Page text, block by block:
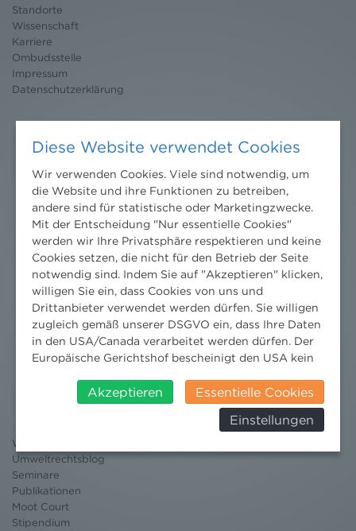
Standorte
Wissenschaft
Karriere
Ombudsstelle
Impressum
Datenschutzerklärung
News aktuell
3 Minuten Umweltrecht
Willkommen Umweltrecht
Umweltrechtsblog
Seminare
Publikationen
Moot Court
Stipendium
Diese Website verwendet Cookies
Wir verwenden Cookies. Viele sind notwendig, um
die Website und ihre Funktionen zu betreiben,
andere sind für statistische oder Marketingzwecke.
Mit der Entscheidung "Nur essentielle Cookies"
werden wir Ihre Privatsphäre respektieren und keine
Cookies setzen, die nicht für den Betrieb der Seite
notwendig sind. Indem Sie auf "Akzeptieren" klicken,
willigen Sie ein, dass Cookies von uns und
Drittanbieter verwendet werden dürfen. Sie willigen
zugleich gemäß unserer DSGVO ein, dass Ihre Daten
in den USA/Canada verarbeitet werden dürfen. Der
Europäische Gerichtshof bescheinigt den USA kein
insbesondere das Risiko, dass ihre Daten durch US-
Behörden, zu Kontroll- und zu
Überwachungszwecken, verarbeitet werden und
werden können. Zudem finden Sie am
Bildschirmrand ein Cookie-Icon wo Sie jederzeit Ihre
Einwilligung widerrufen und Widerspruch ausüben.
Weitere Infomationen finden Sie hier:
Datenschutzerklärung
Akzeptieren
Essentielle Cookies
Einstellungen